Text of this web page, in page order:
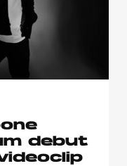
agency. TODOS LOS
debut